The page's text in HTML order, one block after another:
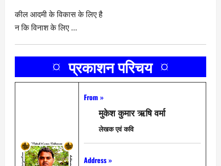
कील आदमी के विकास के लिए है
न कि विनाश के लिए …
¤ प्रकाशन परिचय ¤
From »
मुकेश कुमार ऋषि वर्मा
लेखक एवं कवि
Address »